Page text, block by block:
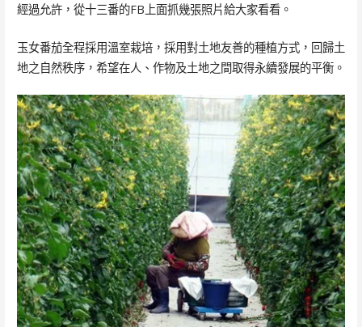
經過允許，從十三番的FB上面抓幾張照片給大家看看。
玉女番茄全程採用溫室栽培，採用對土地友善的種植方式，回歸土
地之自然秩序，希望在人、作物及土地之間取得永續發展的平衡。